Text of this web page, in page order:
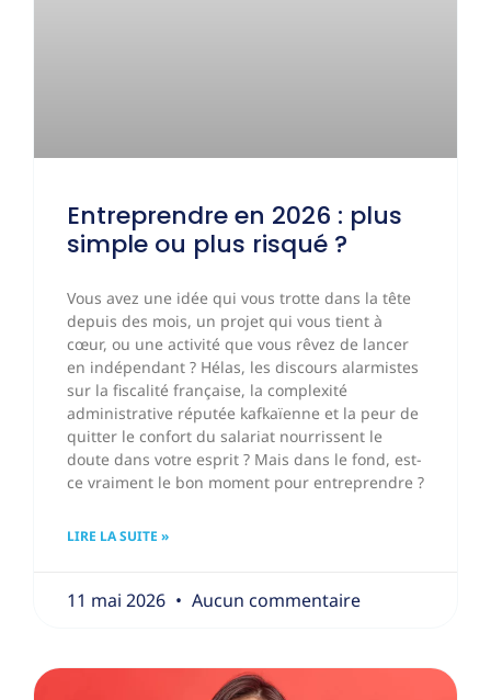
Entreprendre en 2026 : plus
simple ou plus risqué ?
Vous avez une idée qui vous trotte dans la tête
depuis des mois, un projet qui vous tient à
cœur, ou une activité que vous rêvez de lancer
en indépendant ? Hélas, les discours alarmistes
sur la fiscalité française, la complexité
administrative réputée kafkaïenne et la peur de
quitter le confort du salariat nourrissent le
doute dans votre esprit ? Mais dans le fond, est-
ce vraiment le bon moment pour entreprendre ?
LIRE LA SUITE »
11 mai 2026 Aucun commentaire